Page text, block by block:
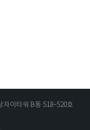
자이타워 B동 518~520호